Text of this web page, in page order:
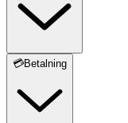
💳Betalning